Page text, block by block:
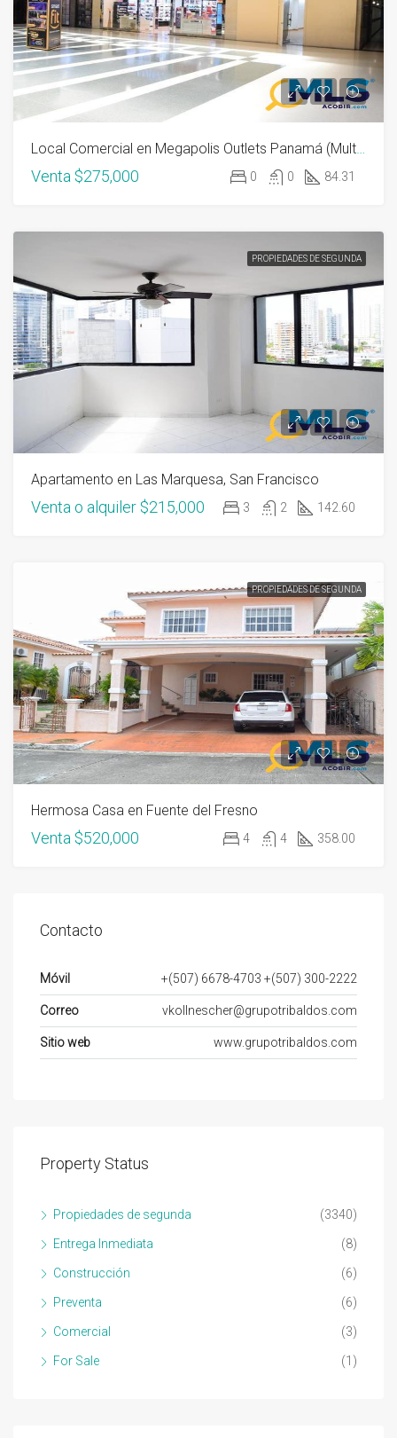
Local Comercial en Megapolis Outlets Panamá (Multicentro)
Venta $275,000 0 0 84.31
PROPIEDADES DE SEGUNDA
Apartamento en Las Marquesa, San Francisco
Venta o alquiler $215,000 3 2 142.60
PROPIEDADES DE SEGUNDA
Hermosa Casa en Fuente del Fresno
Venta $520,000 4 4 358.00
Contacto
Móvil +(507) 6678-4703 +(507) 300-2222
Correo vkollnescher@grupotribaldos.com
Sitio web www.grupotribaldos.com
Property Status
Propiedades de segunda (3340)
Entrega Inmediata (8)
Construcción (6)
Preventa (6)
Comercial (3)
For Sale (1)